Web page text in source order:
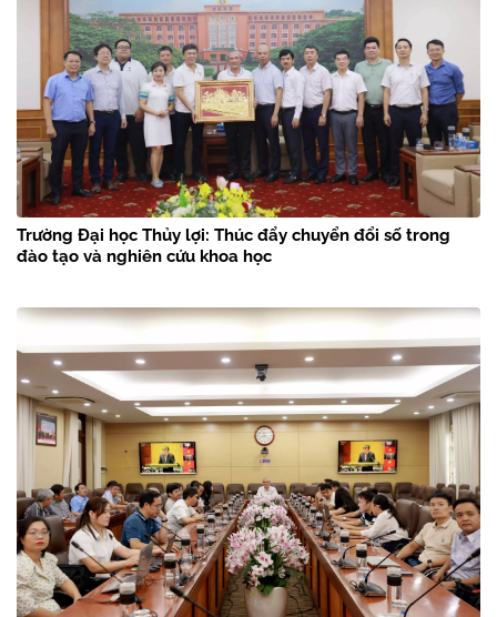
Trường Đại học Thủy lợi: Thúc đẩy chuyển đổi số trong
đào tạo và nghiên cứu khoa học